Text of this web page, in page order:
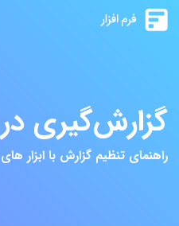
گزارش‌گیری
راهنمای تنظیم گزارش با ابزار